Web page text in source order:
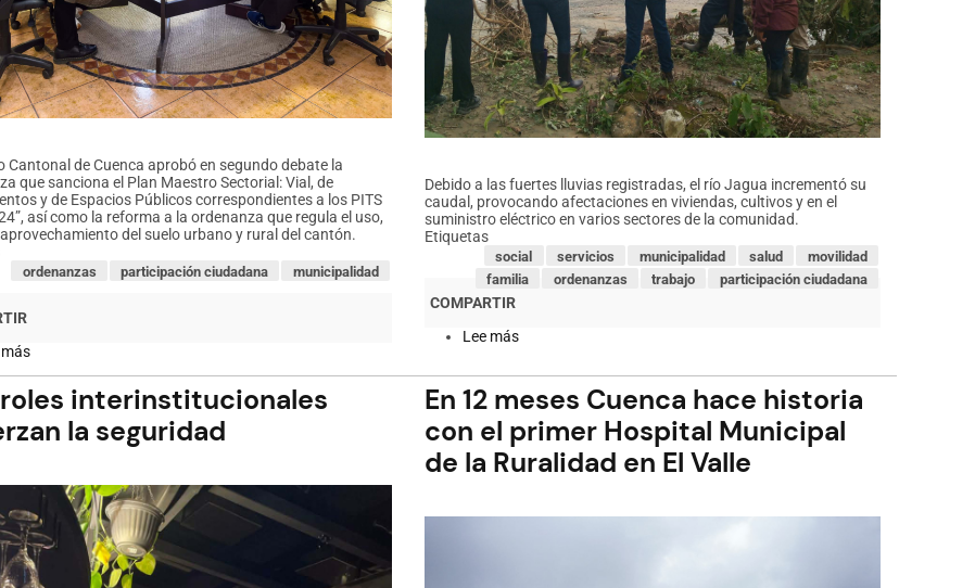
Cantonal de Cuenca aprobó en segundo debate la
que sanciona el Plan Maestro Sectorial: Vial, de
y de Espacios Públicos correspondientes a los PITS
así como la reforma a la ordenanza que regula el uso,
del suelo urbano y rural del cantón.
municipalidad
participación ciudadana
ordenanzas
más
aprueba
en
segundo
debate
para
planificación
urbana
y
protección
Debido a las fuertes lluvias registradas, el río Jagua incrementó su
caudal, provocando afectaciones en viviendas, cultivos y en el
suministro eléctrico en varios sectores de la comunidad.
Etiquetas
movilidad
salud
municipalidad
servicios
social
participación ciudadana
trabajo
ordenanzas
familia
Lee más
Guía
Inundación
interinstitucionales
la seguridad
En 12 meses Cuenca hace historia
con el primer Hospital Municipal
de la Ruralidad en El Valle